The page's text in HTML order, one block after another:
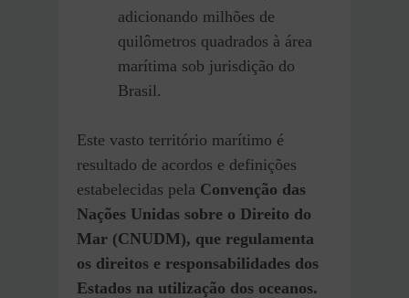
adicionando milhões de
quilômetros quadrados à área
marítima sob jurisdição do
Brasil.
Este vasto território marítimo é
resultado de acordos e definições
estabelecidas pela Convenção das
Nações Unidas sobre o Direito do
Mar (CNUDM), que regulamenta
os direitos e responsabilidades dos
Estados na utilização dos oceanos.